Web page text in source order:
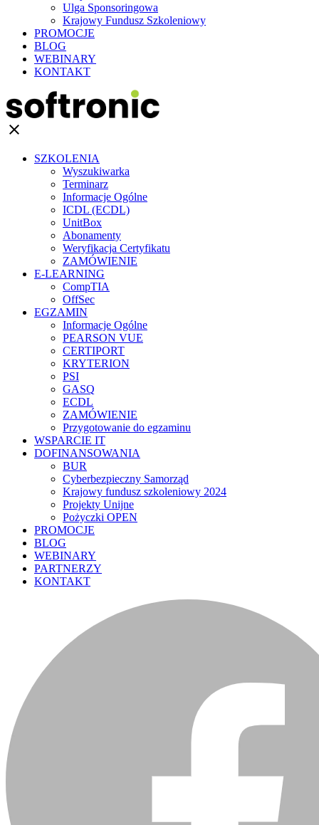
Ulga Sponsoringowa
Krajowy Fundusz Szkoleniowy
PROMOCJE
BLOG
WEBINARY
KONTAKT
clear
SZKOLENIA
Wyszukiwarka
Terminarz
Informacje Ogólne
ICDL (ECDL)
UnitBox
Abonamenty
Weryfikacja Certyfikatu
ZAMÓWIENIE
E-LEARNING
CompTIA
OffSec
EGZAMIN
Informacje Ogólne
PEARSON VUE
CERTIPORT
KRYTERION
PSI
GASQ
ECDL
ZAMÓWIENIE
Przygotowanie do egzaminu
WSPARCIE IT
DOFINANSOWANIA
BUR
Cyberbezpieczny Samorząd
Krajowy fundusz szkoleniowy 2024
Projekty Unijne
Pożyczki OPEN
PROMOCJE
BLOG
WEBINARY
PARTNERZY
KONTAKT